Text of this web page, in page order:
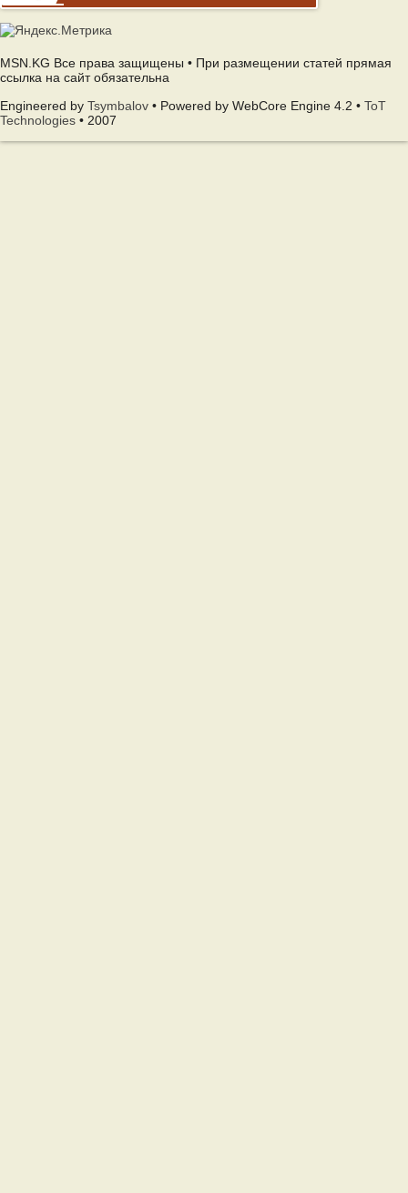
MSN.KG Все права защищены • При размещении статей прямая
ссылка на сайт обязательна
Engineered by Tsymbalov • Powered by WebCore Engine 4.2 • ToT
Technologies • 2007